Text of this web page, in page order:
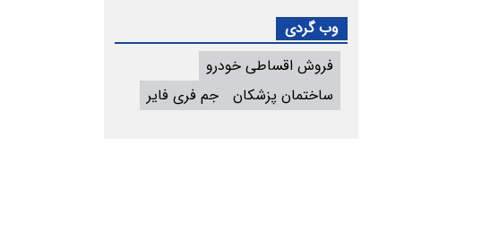
وب گردی
فروش اقساطی خودرو
ساختمان پزشکان
جم فری فایر